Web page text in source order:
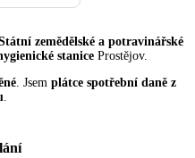
zemědělské a potravinářské
stanice Prostějov.
. Jsem plátce spotřební daně z